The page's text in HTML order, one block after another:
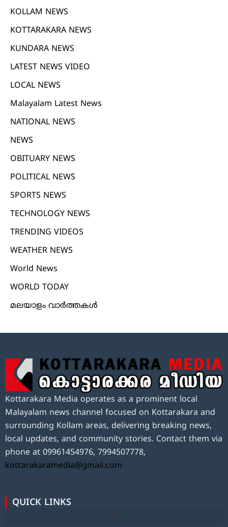
KOLLAM NEWS
KOTTARAKARA NEWS
KUNDARA NEWS
LATEST NEWS VIDEO
LOCAL NEWS
Malayalam Latest News
NATIONAL NEWS
NEWS
OBITUARY NEWS
POLITICAL NEWS
SPORTS NEWS
TECHNOLOGY NEWS
TRENDING VIDEOS
WEATHER NEWS
World News
WORLD TODAY
മലയാളം വാർത്തകൾ
Kottarakara Media operates as a prominent local
Malayalam news channel focused on Kottarakara and
surrounding Kollam areas, delivering breaking news,
local updates, and community stories. Contact them via
phone at 09961454976, 7994507778,
kottarakaramedia@gmail.com
QUICK LINKS